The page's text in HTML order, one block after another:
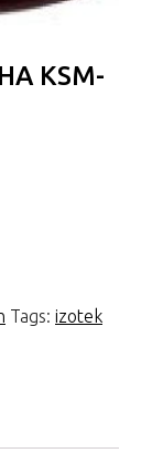
KSM-
Tags: izotek